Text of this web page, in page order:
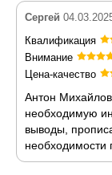
Сергей
Квалификация
Внимание
Цена-качество
Антон
необходимую
выводы,
необходимости